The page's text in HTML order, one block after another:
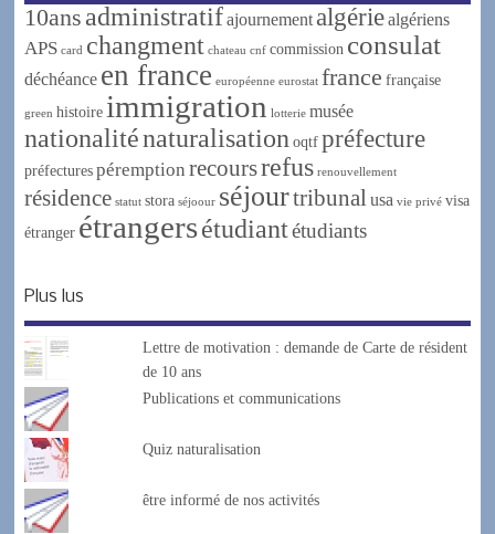
o
k
r
p
p
e
10ans administratifajournement algériealgériens
APS card changment chateau cnf commission consulat
déchéance en france européenne eurostat france française
green histoire immigration lotterie musée
nationaliténaturalisation oqtf préfecture
préfectures péremption recoursrefus renouvellement
résidence statut stora séjoour séjourtribunal usa vie privé visa
étranger étrangersétudiantétudiants
Plus lus
Lettre de motivation : demande de Carte de résident
de 10 ans
Publications et communications
Quiz naturalisation
être informé de nos activités